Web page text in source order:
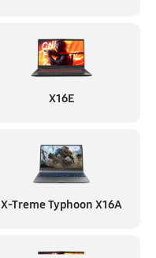
X16E
X-Treme Typhoon X16A